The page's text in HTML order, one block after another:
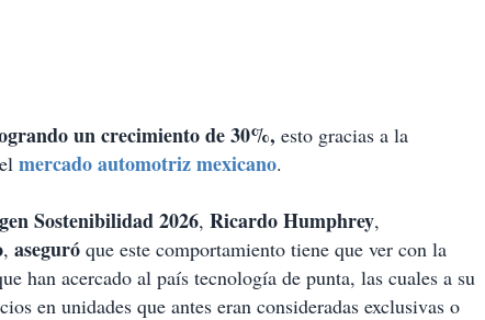
un crecimiento de 30%, esto gracias a la
mercado automotriz mexicano.
Sostenibilidad 2026, Ricardo Humphrey,
, aseguró que este comportamiento tiene que ver con la
han acercado al país tecnología de punta, las cuales a su
en unidades que antes eran consideradas exclusivas o